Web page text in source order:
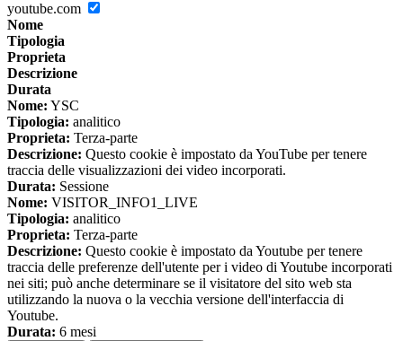
youtube.com
Nome
Tipologia
Proprieta
Descrizione
Durata
Nome: YSC
Tipologia: analitico
Proprieta: Terza-parte
Descrizione: Questo cookie è impostato da YouTube per tenere
traccia delle visualizzazioni dei video incorporati.
Durata: Sessione
Nome: VISITOR_INFO1_LIVE
Tipologia: analitico
Proprieta: Terza-parte
Descrizione: Questo cookie è impostato da Youtube per tenere
traccia delle preferenze dell'utente per i video di Youtube incorporati
nei siti; può anche determinare se il visitatore del sito web sta
utilizzando la nuova o la vecchia versione dell'interfaccia di
Youtube.
Durata: 6 mesi